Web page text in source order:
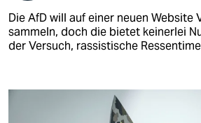
Die AfD will auf einer neuen Website
sammeln, doch die bietet keinerlei
der Versuch, rassistische